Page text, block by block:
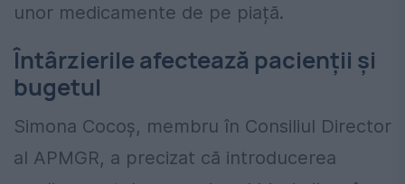
unor medicamente de pe piață.
Întârzierile afectează pacienții și
bugetul
Simona Cocoș, membru în Consiliul Director
al APMGR, a precizat că introducerea